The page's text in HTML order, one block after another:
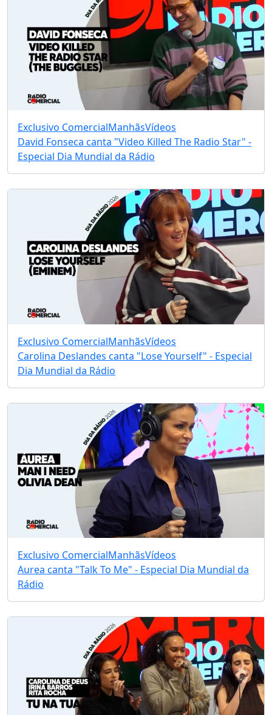
Exclusivo ComercialManhãsVídeos
David Fonseca canta "Video Killed The Radio Star" -
Especial Dia Mundial da Rádio
Exclusivo ComercialManhãsVídeos
Carolina Deslandes canta "Lose Yourself" - Especial
Dia Mundial da Rádio
Exclusivo ComercialManhãsVídeos
Aurea canta "Talk To Me" - Especial Dia Mundial da
Rádio